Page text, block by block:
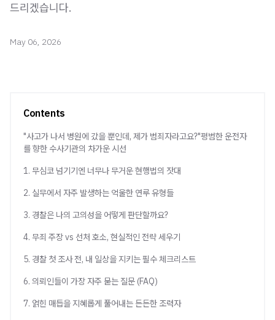
드리겠습니다.
May 06, 2026
Contents
"사고가 나서 병원에 갔을 뿐인데, 제가 범죄자라고요?"평범한 운전자
를 향한 수사기관의 차가운 시선
1. 무심코 넘기기엔 너무나 무거운 현행법의 잣대
2. 실무에서 자주 발생하는 억울한 연루 유형들
3. 경찰은 나의 고의성을 어떻게 판단할까요?
4. 무죄 주장 vs 선처 호소, 현실적인 전략 세우기
5. 경찰 첫 조사 전, 내 일상을 지키는 필수 체크리스트
6. 의뢰인들이 가장 자주 묻는 질문 (FAQ)
7. 얽힌 매듭을 지혜롭게 풀어내는 든든한 조력자